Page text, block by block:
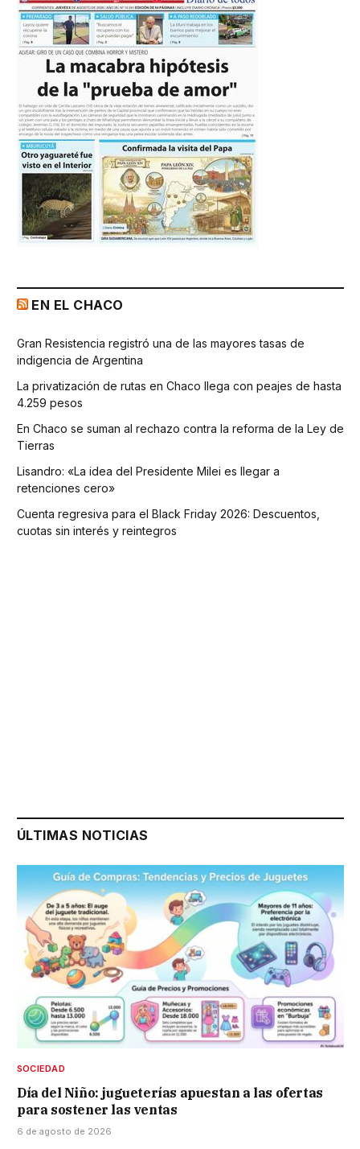
EN EL CHACO
Gran Resistencia registró una de las mayores tasas de
indigencia de Argentina
La privatización de rutas en Chaco llega con peajes de hasta
4.259 pesos
En Chaco se suman al rechazo contra la reforma de la Ley de
Tierras
Lisandro: «La idea del Presidente Milei es llegar a
retenciones cero»
Cuenta regresiva para el Black Friday 2026: Descuentos,
cuotas sin interés y reintegros
ÚLTIMAS NOTICIAS
SOCIEDAD
Día del Niño: jugueterías apuestan a las ofertas
para sostener las ventas
6 de agosto de 2026